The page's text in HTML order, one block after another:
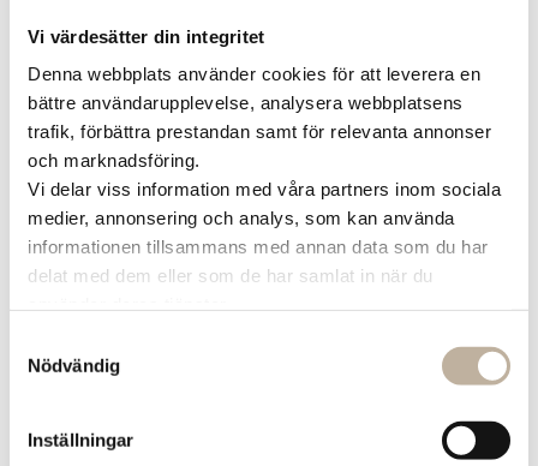
Vi värdesätter din integritet
Denna webbplats använder cookies för att leverera en
bättre användarupplevelse, analysera webbplatsens
trafik, förbättra prestandan samt för relevanta annonser
och marknadsföring.
Vi delar viss information med våra partners inom sociala
medier, annonsering och analys, som kan använda
informationen tillsammans med annan data som du har
delat med dem eller som de har samlat in när du
Nödvändig
Inställningar
Publicerad23 februari 2026
Halles Bästisklubb!
Välkommen till Halles Bästisklubb lördag kl
Plats: Lokalen mitt emot Hemmakväll
Tid: kl 12–16
kl 12-16
Plats:
Halles Bästisrum